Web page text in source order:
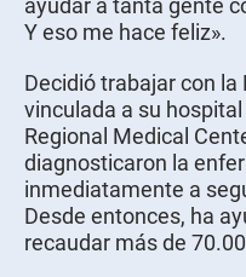
Y eso me hace feliz».
Decidió trabajar con la
vinculada a su
Regional Medical
diagnosticaron la
inmediatamente a
Desde entonces, ha
recaudar más de